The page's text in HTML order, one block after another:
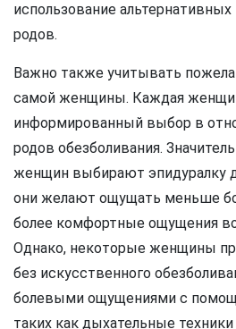
использование
родов.
Важно также учитывать
самой женщины. Каждая
информированный выбор в
родов обезболивания.
женщин выбирают эпидуралку
они желают ощущать меньше
более комфортные ощущения
Однако, некоторые женщины
без искусственного
болевыми ощущениями с
таких как дыхательные